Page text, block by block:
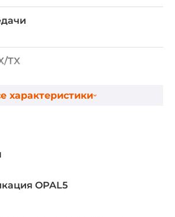
TX
адресов
характеристики
OPAL5